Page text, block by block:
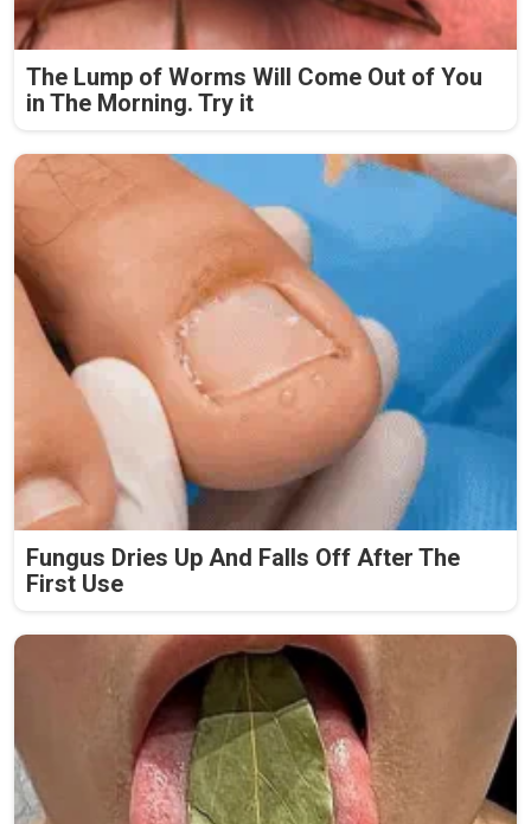
The Lump of Worms Will Come Out of You
in The Morning. Try it
Fungus Dries Up And Falls Off After The
First Use